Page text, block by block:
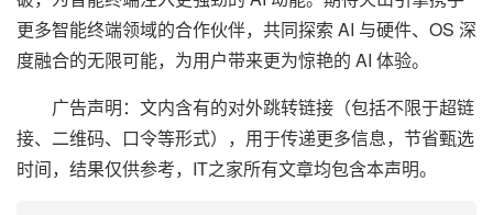
更多智能终端领域的合作伙伴，共同探索 AI 与硬件、OS 深
度融合的无限可能，为用户带来更为惊艳的 AI 体验。
广告声明：文内含有的对外跳转链接（包括不限于超链
接、二维码、口令等形式），用于传递更多信息，节省甄选
时间，结果仅供参考，IT之家所有文章均包含本声明。